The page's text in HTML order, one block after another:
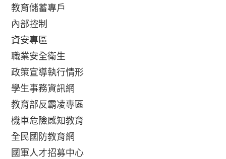
教育儲蓄專戶
內部控制
資安專區
職業安全衛生
政策宣導執行情形
學生事務資訊網
教育部反霸凌專區
機車危險感知教育
全民國防教育網
國軍人才招募中心